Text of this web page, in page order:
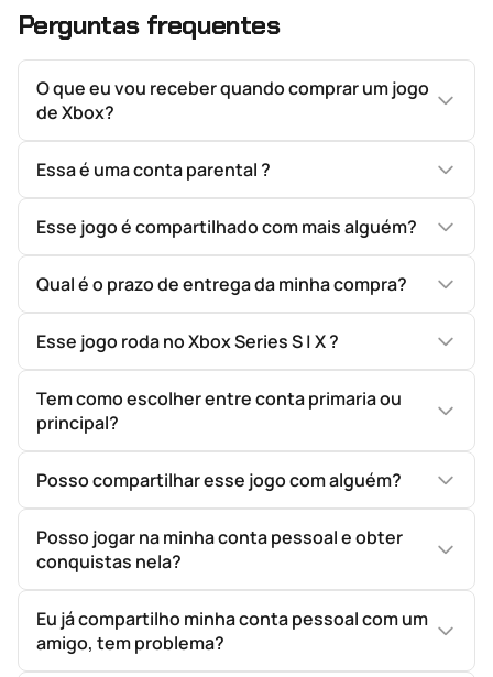
Perguntas frequentes
O que eu vou receber quando comprar um jogo
de Xbox?
Essa é uma conta parental ?
Esse jogo é compartilhado com mais alguém?
Qual é o prazo de entrega da minha compra?
Esse jogo roda no Xbox Series S | X ?
Tem como escolher entre conta primaria ou
principal?
Posso compartilhar esse jogo com alguém?
Posso jogar na minha conta pessoal e obter
conquistas nela?
Eu já compartilho minha conta pessoal com um
amigo, tem problema?